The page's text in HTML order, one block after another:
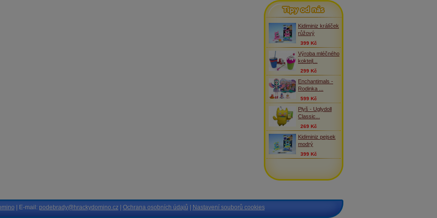
Tipy od nás
Kidiminiz králíček
růžový
399 Kč
Výroba mléčného
koktejl...
299 Kč
Enchantimals -
Rodinka ...
599 Kč
Plyš - Uglydoll
Classic...
269 Kč
Kidiminiz pejsek
modrý
399 Kč
| E-mail: podebrady@hrackydomino.cz| Ochrana osobních údajů Nastavení souborů cookies